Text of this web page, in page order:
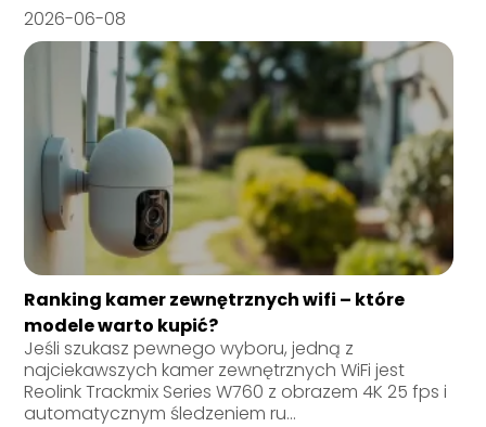
2026-06-08
Ranking kamer zewnętrznych wifi – które
modele warto kupić?
Jeśli szukasz pewnego wyboru, jedną z
najciekawszych kamer zewnętrznych WiFi jest
Reolink Trackmix Series W760 z obrazem 4K 25 fps i
automatycznym śledzeniem ru...